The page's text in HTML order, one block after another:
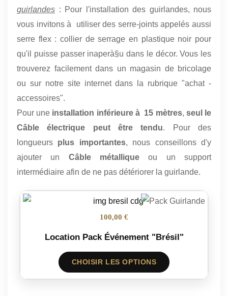
guirlandes : Pour l'installation des guirlandes, nous
vous invitons à utiliser des serre-joints appelés aussi
serre flex : collier de serrage en plastique noir pour
qu'il puisse passer inaperà§u dans le décor. Vous les
trouverez facilement dans un magasin de bricolage
ou sur notre site internet dans la rubrique "achat -
accessoires".
Pour une installation inférieure à 15 mètres, seul le
Câble électrique peut être tendu. Pour des
longueurs plus importantes, nous conseillons d'y
ajouter un Câble métallique ou un support
intermédiaire afin de ne pas détériorer la guirlande.
100,00 €
Location Pack Événement "Brésil"
CHOISIR LES OPTIONS